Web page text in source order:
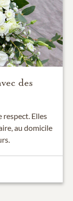
des
respect. Elles
au domicile